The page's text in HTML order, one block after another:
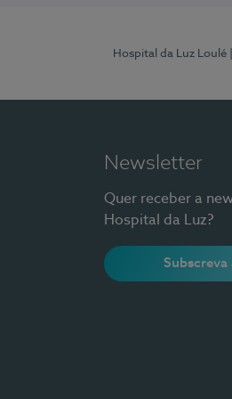
Hospital da Luz Loulé
Newsletter
Quer receber a
Hospital da Luz?
Subscreva